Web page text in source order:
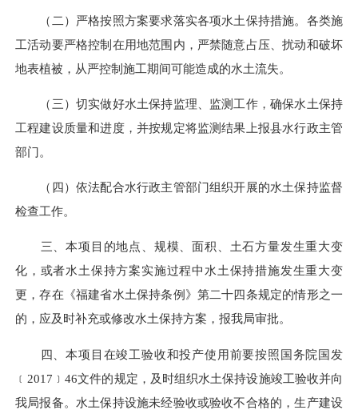
（二）严格按照方案要求落实各项水土保持措施。各类施
工活动要严格控制在用地范围内，严禁随意占压、扰动和破坏
地表植被，从严控制施工期间可能造成的水土流失。
（三）切实做好水土保持监理、监测工作，确保水土保持
工程建设质量和进度，并按规定将监测结果上报县水行政主管
部门。
（四）依法配合水行政主管部门组织开展的水土保持监督
检查工作。
三、本项目的地点、规模、面积、土石方量发生重大变
化，或者水土保持方案实施过程中水土保持措施发生重大变
更，存在《福建省水土保持条例》第二十四条规定的情形之一
的，应及时补充或修改水土保持方案，报我局审批。
四、本项目在竣工验收和投产使用前要按照国务院国发
﹝2017﹞46文件的规定，及时组织水土保持设施竣工验收并向
我局报备。水土保持设施未经验收或验收不合格的，生产建设